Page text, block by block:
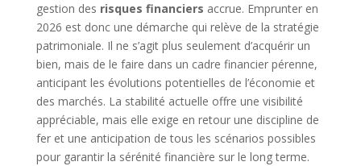
gestion des risques financiers accrue. Emprunter en
2026 est donc une démarche qui relève de la stratégie
patrimoniale. Il ne s’agit plus seulement d’acquérir un
bien, mais de le faire dans un cadre financier pérenne,
anticipant les évolutions potentielles de l’économie et
des marchés. La stabilité actuelle offre une visibilité
appréciable, mais elle exige en retour une discipline de
fer et une anticipation de tous les scénarios possibles
pour garantir la sérénité financière sur le long terme.